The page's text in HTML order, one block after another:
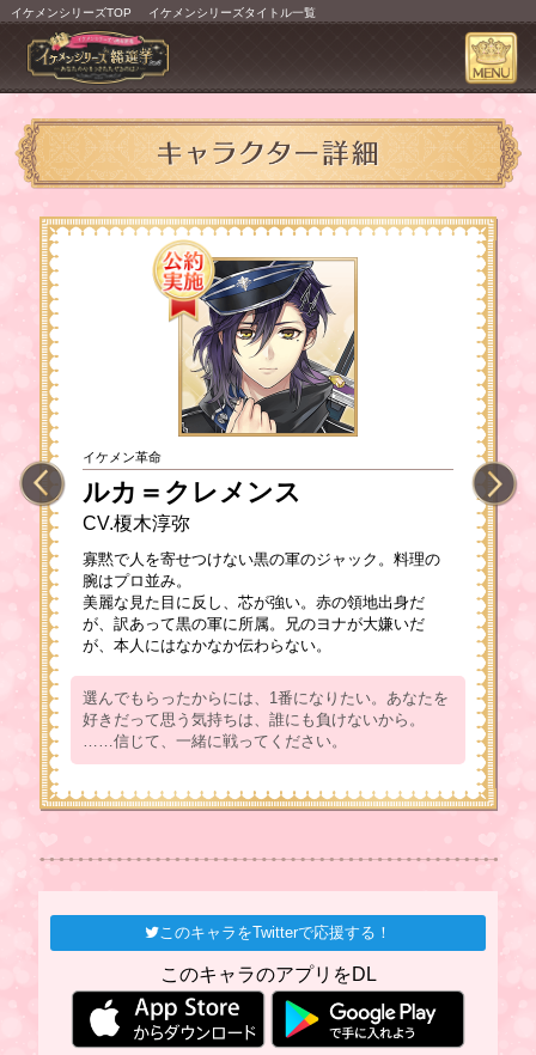
イケメンシリーズTOP イケメンシリーズタイトル一覧
イケメン革命
ルカ＝クレメンス
CV.榎木淳弥
寡黙で人を寄せつけない黒の軍のジャック。料理の
腕はプロ並み。
美麗な見た目に反し、芯が強い。赤の領地出身だ
が、訳あって黒の軍に所属。兄のヨナが大嫌いだ
が、本人にはなかなか伝わらない。
選んでもらったからには、1番になりたい。あなたを
好きだって思う気持ちは、誰にも負けないから。
……信じて、一緒に戦ってください。
このキャラをTwitterで応援する！
このキャラのアプリをDL